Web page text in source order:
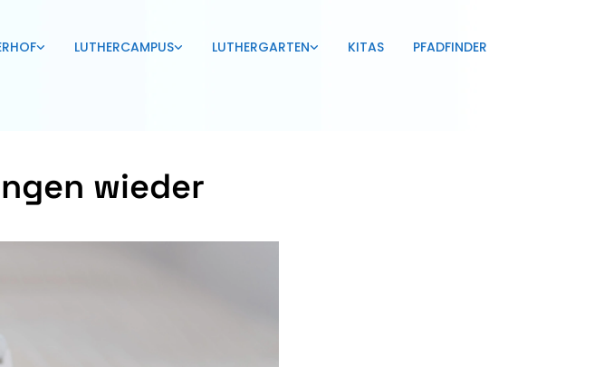
LUTHERCAMPUS LUTHERGARTEN KITAS PFADFINDER
wieder